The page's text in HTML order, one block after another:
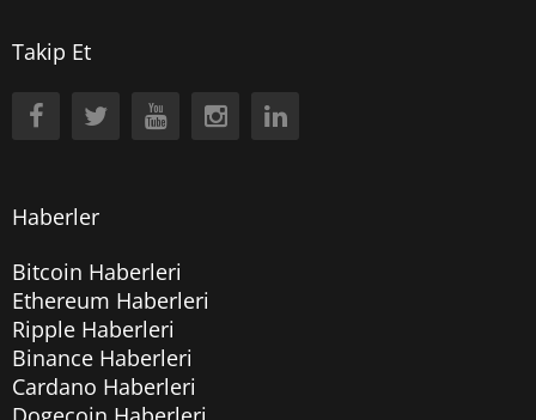
Takip Et
Haberler
Bitcoin Haberleri
Ethereum Haberleri
Ripple Haberleri
Binance Haberleri
Cardano Haberleri